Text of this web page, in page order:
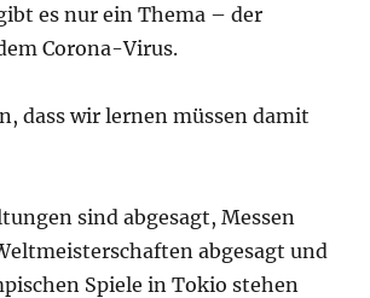
es nur ein Thema – der
Corona-Virus.
dass wir lernen müssen damit
sind abgesagt, Messen
abgesagt und
Spiele in Tokio stehen